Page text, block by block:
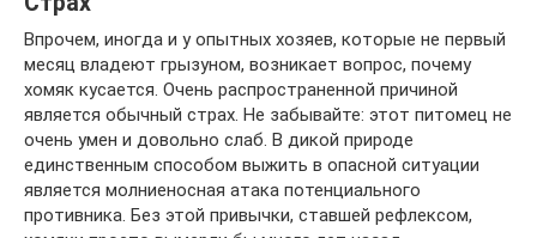
Впрочем, иногда и у опытных хозяев, которые не первый
месяц владеют грызуном, возникает вопрос, почему
хомяк кусается. Очень распространенной причиной
является обычный страх. Не забывайте: этот питомец не
очень умен и довольно слаб. В дикой природе
единственным способом выжить в опасной ситуации
является молниеносная атака потенциального
противника. Без этой привычки, ставшей рефлексом,